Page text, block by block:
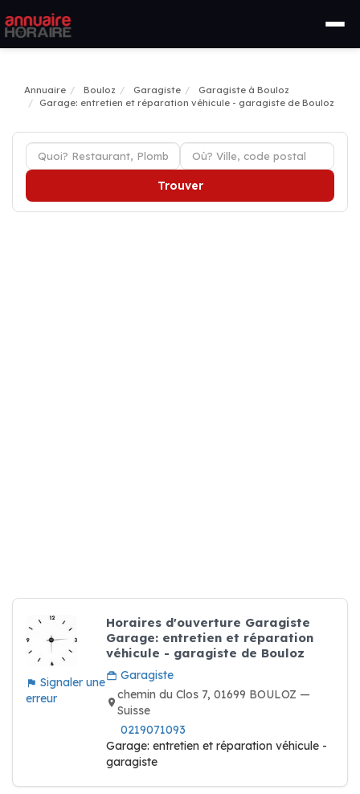
Annuaire Bouloz Garagiste
Garagiste à Bouloz
Garage: entretien et réparation véhicule - garagiste de Bouloz
Trouver
Signaler une
erreur
Horaires d'ouverture Garagiste
Garage: entretien et réparation
véhicule - garagiste de Bouloz
Garagiste
chemin du Clos 7, 01699 BOULOZ —
Suisse
0219071093
Garage: entretien et réparation véhicule -
garagiste